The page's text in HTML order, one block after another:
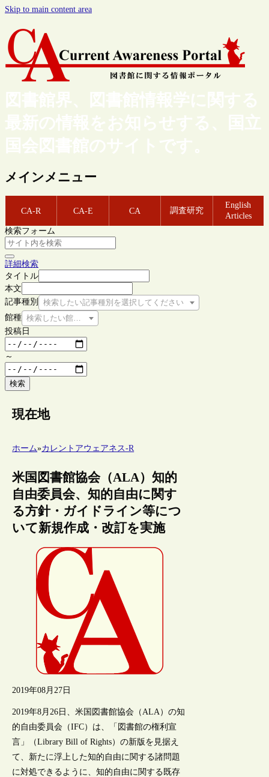
Skip to main content area
図書館界、図書館情報学に関する
最新の情報をお知らせする、国立
国会図書館のサイトです。
メインメニュー
CA-R CA-E CA 調査研究
English
Articles
検索フォーム
詳細検索
タイトル
本文
記事種別
検索したい記事種別を選択してください
館種 検索したい館種を選択してください
投稿日
～
検索
現在地
ホーム»カレントアウェアネス-R
米国図書館協会（ALA）知的
自由委員会、知的自由に関す
る方針・ガイドライン等につ
いて新規作成・改訂を実施
2019年08月27日
2019年8月26日、米国図書館協会（ALA）の知
的自由委員会（IFC）は、「図書館の権利宣
言」（Library Bill of Rights）の新版を見据え
て、新たに浮上した知的自由に関する諸問題
に対処できるように、知的自由に関する既存